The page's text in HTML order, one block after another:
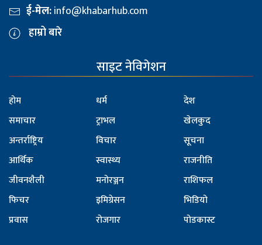
ई-मेल:info@khabarhub.com
हाम्रो बारे
साइट नेविगेशन
होम
समाचार
अन्तर्राष्ट्रिय
आर्थिक
जीवनशैली
फिचर
प्रवास
धर्म
ट्राभल
विचार
स्वास्थ्य
मनोरञ्जन
इमिग्रेसन
रोजगार
देश
खेलकुद
सूचना
राजनीति
राशिफल
भिडियो
पोडकास्ट